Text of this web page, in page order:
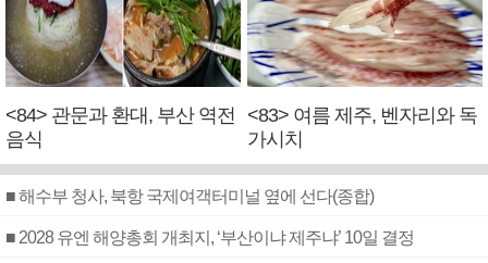
<84> 관문과 환대, 부산 역전
음식
<83> 여름 제주, 벤자리와 독
가시치
■ 해수부 청사, 북항 국제여객터미널 옆에 선다(종합)
■ 2028 유엔 해양총회 개최지, ‘부산이냐 제주냐’ 10일 결정